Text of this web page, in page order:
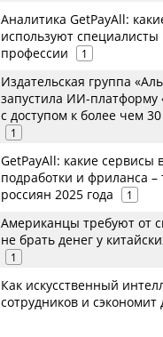
Аналитика GetPayAll:
используют
профессии
1
Издательская группа
запустила ИИ-платформу
с доступом к более чем
1
GetPayAll: какие сервисы
подработки и фриланса
россиян 2025 года
1
Американцы требуют от
не брать денег у
1
Как искусственный
сотрудников и сэкономит